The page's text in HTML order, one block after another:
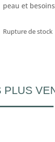
peau et
Rupture de stock
PLUS